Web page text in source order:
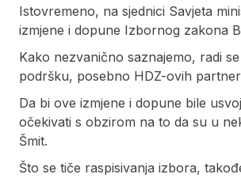
Istovremeno, na sjednici Savjeta
izmjene i dopune Izbornog zakona
Kako nezvanično saznajemo, radi
podršku, posebno HDZ-ovih
Da bi ove izmjene i dopune bile
očekivati s obzirom na to da su u
Šmit.
Što se tiče raspisivanja izbora,